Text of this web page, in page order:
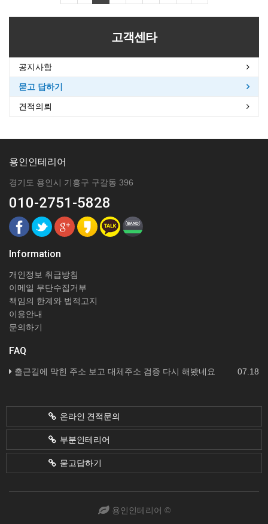
고객센타
공지사항
묻고 답하기
견적의뢰
용인인테리어
경기도 용인시 기흥구 구갈동 396
010-2751-5828
Information
개인정보 취급방침
이메일 무단수집거부
책임의 한계와 법적고지
이용안내
문의하기
FAQ
07.18
출근길에 막힌 주소 보고 대체주소 검증 다시 해봤네요
온라인 견적문의
부분인테리어
묻고답하기
용인인테리어 ©